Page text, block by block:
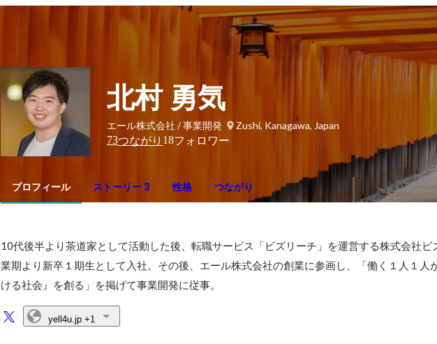
北村 勇気
エール株式会社 / 事業開発
Zushi, Kanagawa, Japan
73つながり 18フォロワー
プロフィール ストーリー 3 性格 つながり
10代後半より茶道家として活動した後、転職サービス「ビズリーチ」を運営する株式会社ビ
業期より新卒１期生として入社。その後、エール株式会社の創業に参画し、「働く１人１人
ける社会』を創る」を掲げて事業開発に従事。
yell4u.jp+1